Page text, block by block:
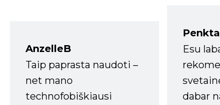
AnzelleB
Taip paprasta naudoti –
net mano
technofobiškiausi
Esu
dabar